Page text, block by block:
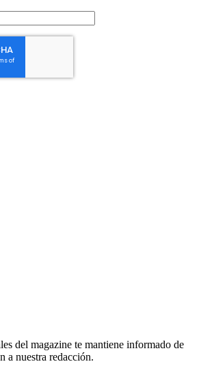
del magazine te mantiene informado de
a nuestra redacción.